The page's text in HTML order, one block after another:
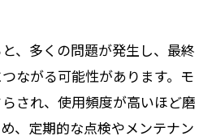
、多くの問題が発生し、最終
ながる可能性があります。モ
され、使用頻度が高いほど磨
、定期的な点検やメンテナン